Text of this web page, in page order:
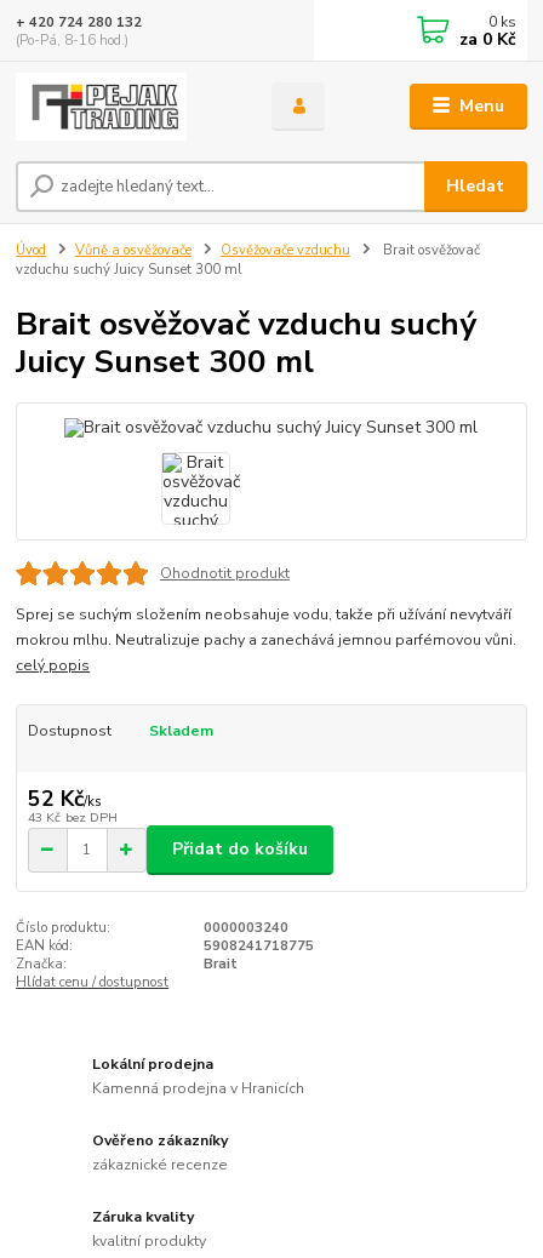
Menu
Hledat
+ 420 724 280 132
(Po-Pá, 8-16 hod.)
0 ks
za 0 Kč
Úvod Vůně a osvěžovače Osvěžovače vzduchu
Brait osvěžovač
vzduchu suchý Juicy Sunset 300 ml
Brait osvěžovač vzduchu suchý
Juicy Sunset 300 ml
Ohodnotit produkt
Sprej se suchým složením neobsahuje vodu, takže při užívání nevytváří
mokrou mlhu. Neutralizuje pachy a zanechává jemnou parfémovou vůni.
celý popis
Dostupnost Skladem
52 Kč/ks
43 Kč bez DPH
Přidat do košíku
Číslo produktu:
0000003240
EAN kód:
5908241718775
Značka:
Brait
Hlídat cenu / dostupnost
Lokální prodejna
Kamenná prodejna v Hranicích
Ověřeno zákazníky
zákaznické recenze
Záruka kvality
kvalitní produkty